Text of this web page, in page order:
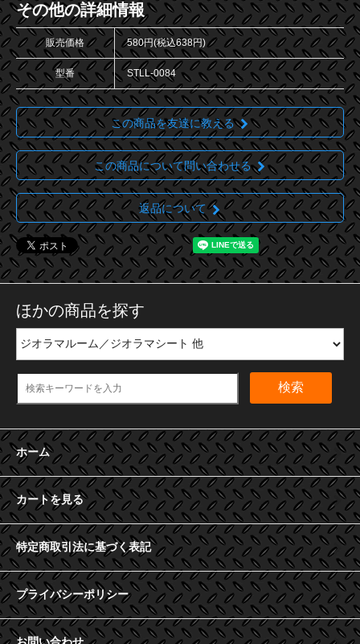
その他の詳細情報
販売価格 580円(税込638円)
型番 STLL-0084
この商品を友達に教える
この商品について問い合わせる
返品について
ほかの商品を探す
検索
ホーム
カートを見る
特定商取引法に基づく表記
プライバシーポリシー